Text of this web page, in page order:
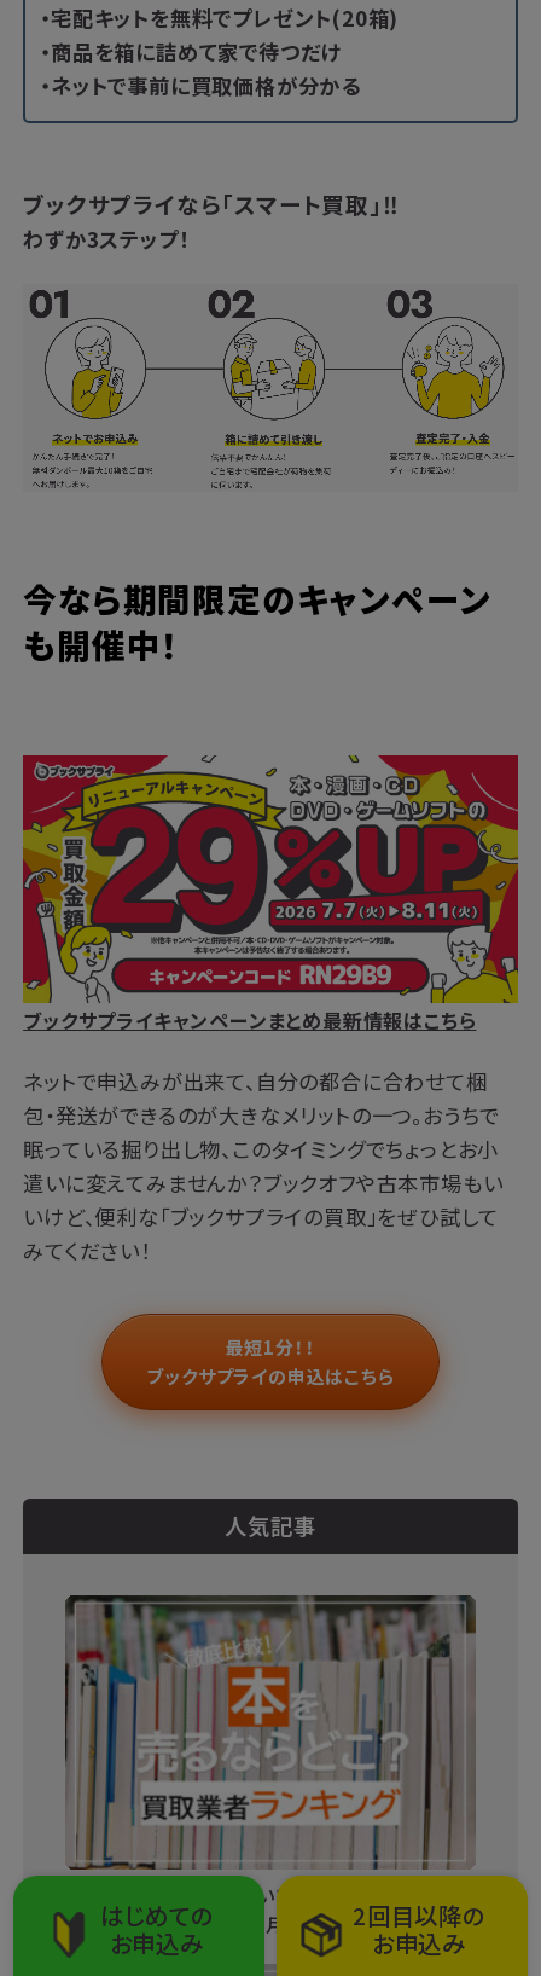
はじめての
お申込み
2回目以降の
お申込み
・宅配キットを無料でプレゼント(20箱)
・商品を箱に詰めて家で待つだけ
・ネットで事前に買取価格が分かる
ブックサプライなら「スマート買取」‼
わずか3ステップ！
今なら期間限定のキャンペーン
も開催中！
ブックサプライキャンペーンまとめ最新情報はこちら
ネットで申込みが出来て、自分の都合に合わせて梱
包・発送ができるのが大きなメリットの一つ。おうちで
眠っている掘り出し物、このタイミングでちょっとお小
遣いに変えてみませんか？ブックオフや古本市場もい
いけど、便利な「ブックサプライの買取」をぜひ試して
みてください！
最短1分！！
ブックサプライの申込はこちら
人気記事
本を売るならどこがいい？おすすめ宅配買取16
社ランキング【2026年8月】
2026.08.05